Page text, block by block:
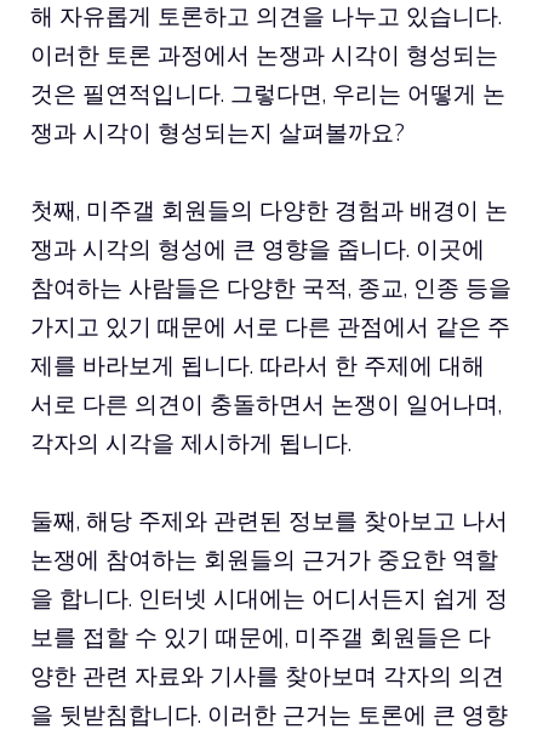
해 자유롭게 토론하고 의견을 나누고 있습니다.
이러한 토론 과정에서 논쟁과 시각이 형성되는
것은 필연적입니다. 그렇다면, 우리는 어떻게 논
쟁과 시각이 형성되는지 살펴볼까요?
첫째, 미주갤 회원들의 다양한 경험과 배경이 논
쟁과 시각의 형성에 큰 영향을 줍니다. 이곳에
참여하는 사람들은 다양한 국적, 종교, 인종 등을
가지고 있기 때문에 서로 다른 관점에서 같은 주
제를 바라보게 됩니다. 따라서 한 주제에 대해
서로 다른 의견이 충돌하면서 논쟁이 일어나며,
각자의 시각을 제시하게 됩니다.
둘째, 해당 주제와 관련된 정보를 찾아보고 나서
논쟁에 참여하는 회원들의 근거가 중요한 역할
을 합니다. 인터넷 시대에는 어디서든지 쉽게 정
보를 접할 수 있기 때문에, 미주갤 회원들은 다
양한 관련 자료와 기사를 찾아보며 각자의 의견
을 뒷받침합니다. 이러한 근거는 토론에 큰 영향